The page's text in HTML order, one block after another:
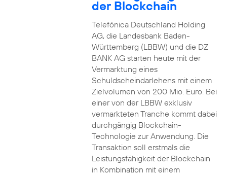
der Blockchain
Telefónica Deutschland Holding
AG, die Landesbank Baden-
Württemberg (LBBW) und die DZ
BANK AG starten heute mit der
Vermarktung eines
Schuldscheindarlehens mit einem
Zielvolumen von 200 Mio. Euro. Bei
einer von der LBBW exklusiv
vermarkteten Tranche kommt dabei
durchgängig Blockchain-
Technologie zur Anwendung. Die
Transaktion soll erstmals die
Leistungsfähigkeit der Blockchain
in Kombination mit einem